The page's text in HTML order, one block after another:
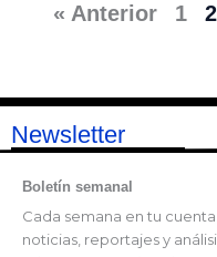
« Anterior 1 2
Newsletter
Boletín semanal
Cada semana en tu
noticias, reportajes y